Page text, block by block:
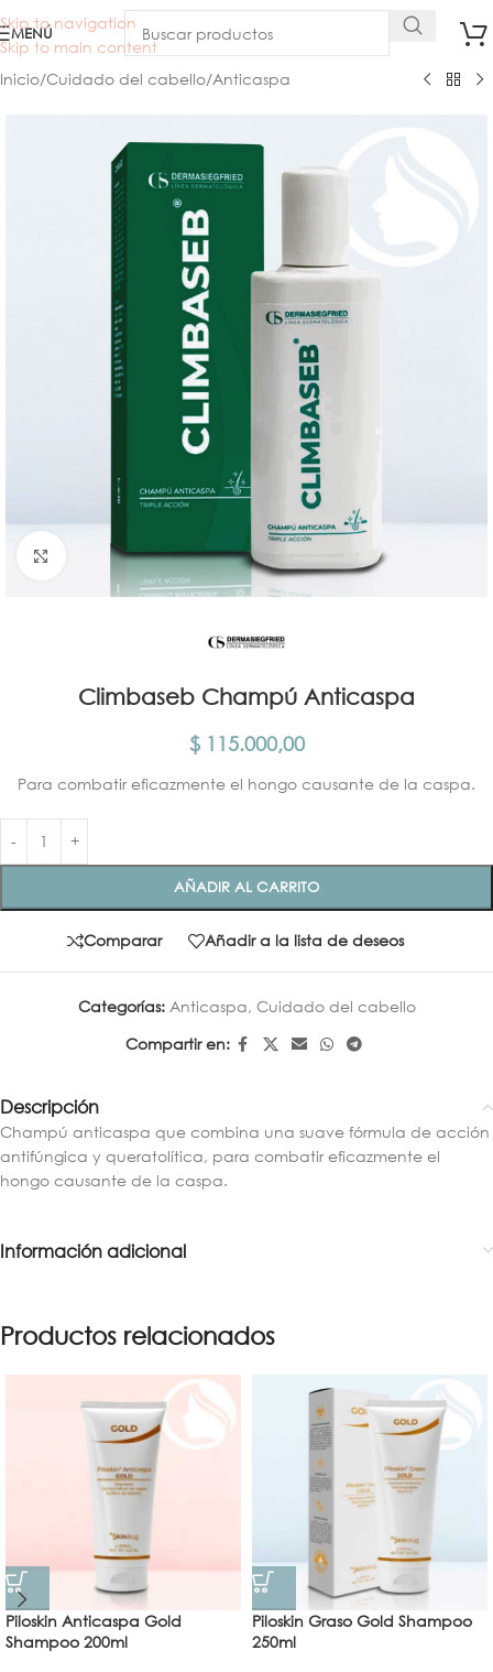
Skip to navigation
Skip to main content
MENÚ
Inicio/Cuidado del cabello/Anticaspa
Click para agrandar
Climbaseb Champú Anticaspa
$115.000,00
Para combatir eficazmente el hongo causante de la caspa.
AÑADIR AL CARRITO
Comparar Añadir a la lista de deseos
Categorías: Anticaspa, Cuidado del cabello
Compartir en:
Descripción
Champú anticaspa que combina una suave fórmula de acción
antifúngica y queratolítica, para combatir eficazmente el
hongo causante de la caspa.
Información adicional
Productos relacionados
Piloskin Anticaspa Gold
Shampoo 200ml
Piloskin Graso Gold Shampoo
250ml